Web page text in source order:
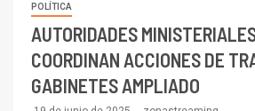
POLÍTICA
AUTORIDADES
COORDINAN ACCIONES DE
GABINETES AMPLIADO